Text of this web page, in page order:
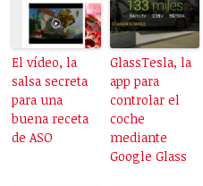
El vídeo, la
salsa secreta
para una
buena receta
de ASO
GlassTesla, la
app para
controlar el
coche
mediante
Google Glass